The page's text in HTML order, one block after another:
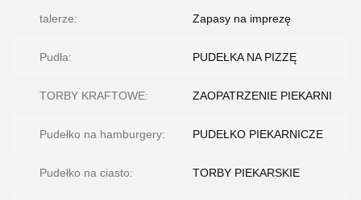
talerze: Zapasy na imprezę
Pudła: PUDEŁKA NA PIZZĘ
TORBY KRAFTOWE: ZAOPATRZENIE PIEKARNI
Pudełko na hamburgery: PUDEŁKO PIEKARNICZE
Pudełko na ciasto: TORBY PIEKARSKIE